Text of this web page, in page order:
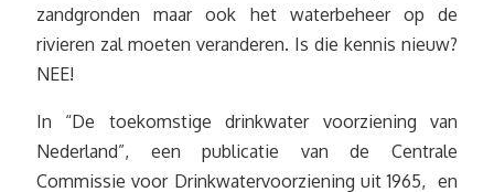
zandgronden maar ook het waterbeheer op de
rivieren zal moeten veranderen. Is die kennis nieuw?
NEE!
In “De toekomstige drinkwater voorziening van
Nederland”, een publicatie van de Centrale
Commissie voor Drinkwatervoorziening uit 1965, en